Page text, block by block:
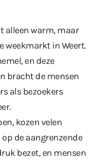
alleen warm, maar
weekmarkt in Weert.
en deze
bracht de mensen
als bezoekers
kozen velen
de aangrenzende
bezet, en mensen